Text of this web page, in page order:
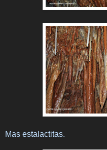
Mas estalactitas.